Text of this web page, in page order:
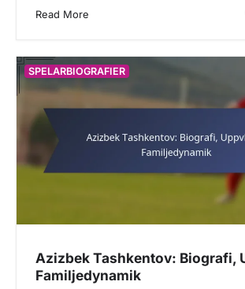
Read More
SPELARBIOGRAFIER
Azizbek Tashkentov: Biografi,
Familjedynamik